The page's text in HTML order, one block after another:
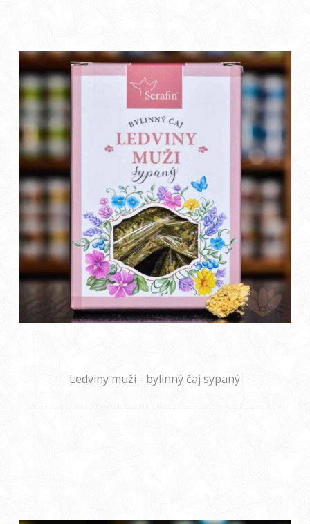
Ledviny muži - bylinný čaj sypaný